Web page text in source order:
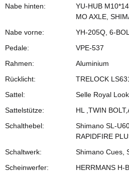
Nabe hinten:
YU-HUB
MO AXLE,
Nabe vorne:
YH-205Q, 6-
Pedale:
VPE-537
Rahmen:
Aluminium
Rücklicht:
TRELOCK
Sattel:
Selle Royal
Sattelstütze:
HL ,TWIN
Schalthebel:
Shimano SL-
RAPIDFIRE
Schaltwerk:
Shimano Cues,
Scheinwerfer:
HERRMANS H-